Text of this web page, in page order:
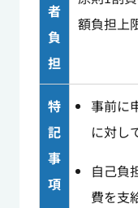
者
負
担
額負担上
特
記
事
項
事前に
に対し
自己負
費を支